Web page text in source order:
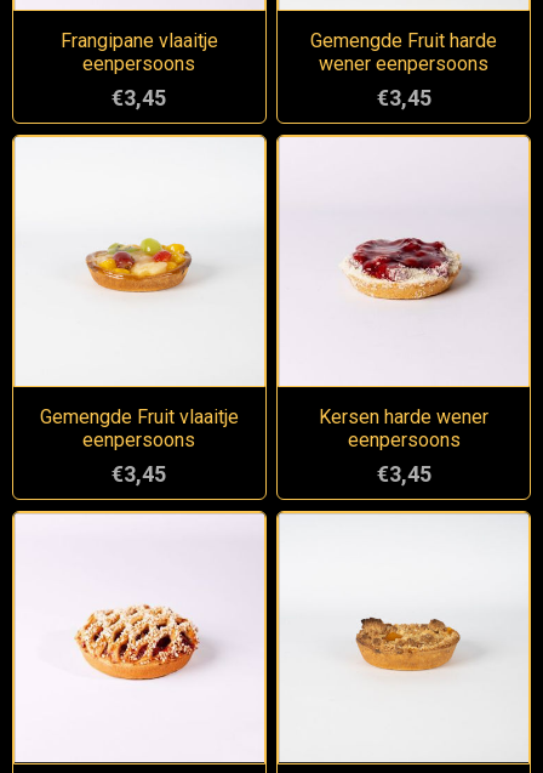
Frangipane vlaaitje
eenpersoons
€3,45
Gemengde Fruit harde
wener eenpersoons
€3,45
Gemengde Fruit vlaaitje
eenpersoons
€3,45
Kersen harde wener
eenpersoons
€3,45